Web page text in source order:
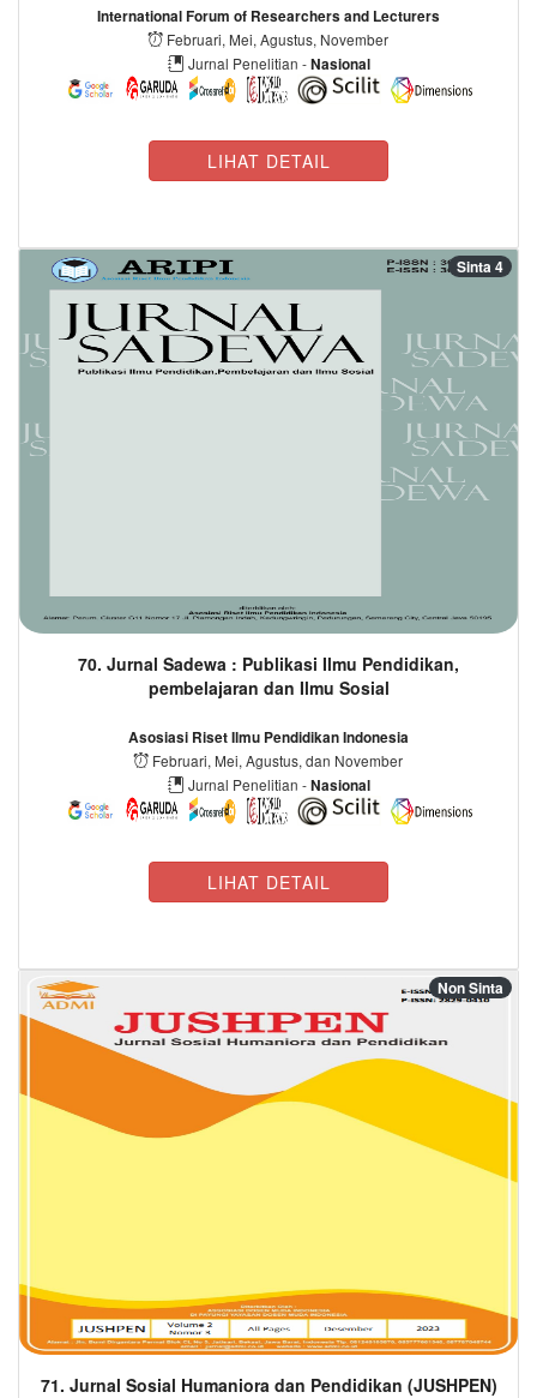
International Forum of Researchers and Lecturers
Februari, Mei, Agustus, November
Jurnal Penelitian -Nasional
LIHAT DETAIL
Sinta 4
70. Jurnal Sadewa : Publikasi Ilmu Pendidikan,
pembelajaran dan Ilmu Sosial
Asosiasi Riset Ilmu Pendidikan Indonesia
Februari, Mei, Agustus, dan November
Jurnal Penelitian -Nasional
LIHAT DETAIL
Non Sinta
71. Jurnal Sosial Humaniora dan Pendidikan (JUSHPEN)